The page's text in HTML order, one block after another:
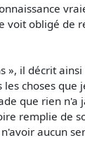
voit obligé de
», il décrit
les choses que
que rien n'a
remplie de
aucun